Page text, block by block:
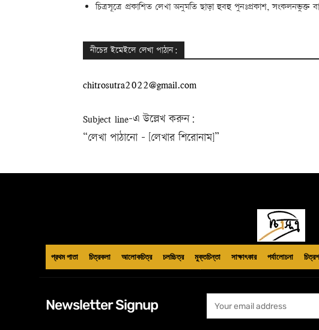
চিত্রসূত্রে প্রকাশিত লেখা অনুমতি ছাড়া হুবহু পুনঃপ্রকাশ, সংকলনভুক্ত
নীচের ইমেইলে লেখা পাঠান:
chitrosutra2022@gmail.com
Subject line-এ উল্লেখ করুন:
“লেখা পাঠানো – [লেখার শিরোনাম]”
প্রথম পাতা চিত্রকলা আলোকচিত্র চলচ্চিত্র মুক্তচিন্তা সাক্ষাৎকার পর্যালোচনা
Newsletter Signup